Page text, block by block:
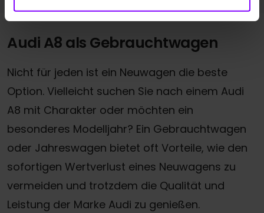
Audi A8 als Gebrauchtwagen
Nicht für jeden ist ein Neuwagen die beste
Option. Vielleicht suchen Sie nach einem Audi
A8 mit Charakter oder möchten ein
besonderes Modelljahr? Ein Gebrauchtwagen
oder Jahreswagen bietet oft Vorteile, wie den
sofortigen Wertverlust eines Neuwagens zu
vermeiden und trotzdem die Qualität und
Leistung der Marke Audi zu genießen.